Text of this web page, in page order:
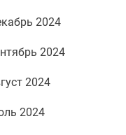
2024
2024
2024
2024